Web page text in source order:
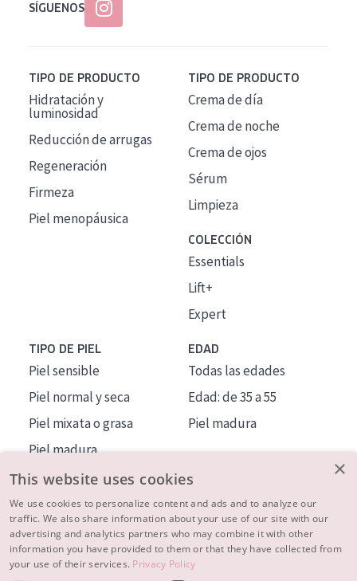
SÍGUENOS
TIPO DE PRODUCTO
Hidratación y
luminosidad
Reducción de arrugas
Regeneración
Firmeza
Piel menopáusica
TIPO DE PRODUCTO
Crema de día
Crema de noche
Crema de ojos
Sérum
Limpieza
COLECCIÓN
Essentials
Lift+
Expert
TIPO DE PIEL
Piel sensible
Piel normal y seca
Piel mixata o grasa
Piel madura
Piel expuesta al sol
Piel menopáusica
EDAD
Todas las edades
Edad: de 35 a 55
Piel madura
MÁS SOBRE NOSOTROS
INSPIRACIÓN
×
This website uses cookies
We use cookies to personalize content and ads and to analyze our
traffic. We also share information about your use of our site with our
advertising and analytics partners who may combine it with other
information you have provided to them or that they have collected from
your use of their services. Privacy Policy